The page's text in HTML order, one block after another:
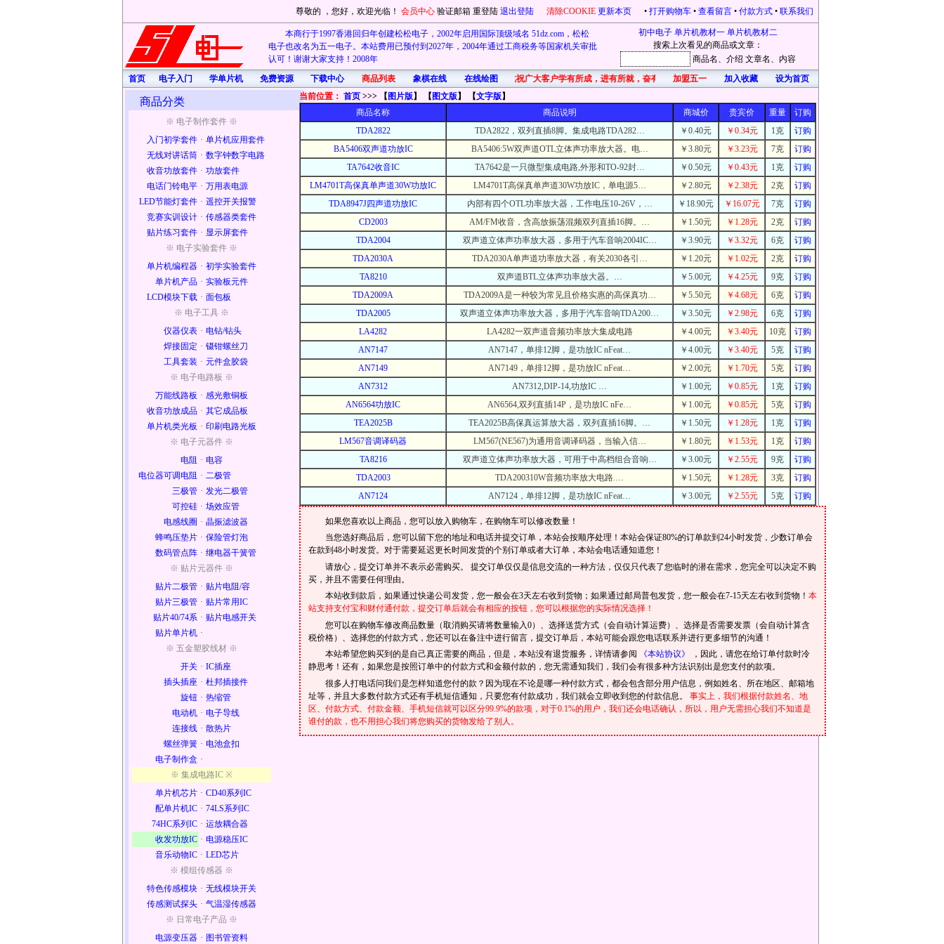
尊敬的 ，您好，欢迎光临！ 会员中心 验证邮箱 重登陆 退出登陆 清除COOKIE 更新本页 • 打开购物车 • 查看留言 • 付款方式 • 联系我们
本商行于1997香港回归年创建松松电子，2002年启用国际顶级域名 51dz.com，松松
电子也改名为五一电子。本站费用已预付到2027年，2004年通过工商税务等国家机关审批
认可！谢谢大家支持！2008年
初中电子 单片机教材一 单片机教材二
搜索上次看见的商品或文章：
商品名 、介绍 文章名 、内容
首页
电子入门 学单片机 免费资源 下载中心 商品列表 象棋在线 在线绘图首先在此祝广大客户学有所成，进有所就，奋有所获，开心每一天！凡在本站购物的，均有礼品赠送。本站为感恩新老客
加盟五一 加入收藏 设为首页
商品分类
※ 电子制作套件 ※
入门初学套件 · 单片机应用套件
无线对讲话筒 · 数字钟数字电路
收音功放套件 · 功放套件
电话门铃电平 · 万用表电源
LED节能灯套件 · 遥控开关报警
竞赛实训设计 · 传感器类套件
贴片练习套件 · 显示屏套件
※ 电子实验套件 ※
单片机编程器 · 初学实验套件
单片机产品 · 实验板元件
LCD模块下载 · 面包板
※ 电子工具 ※
仪器仪表 · 电钻/钻头
焊接固定 · 镊钳螺丝刀
工具套装 · 元件盒胶袋
※ 电子电路板 ※
万能线路板 · 感光敷铜板
收音功放成品 · 其它成品板
单片机类光板 · 印刷电路光板
※ 电子元器件 ※
电阻 · 电容
电位器可调电阻 · 二极管
三极管 · 发光二极管
可控硅 · 场效应管
电感线圈 · 晶振滤波器
蜂鸣压垫片 · 保险管灯泡
数码管点阵 · 继电器干簧管
※ 贴片元器件 ※
贴片二极管 · 贴片电阻/容
贴片三极管 · 贴片常用IC
贴片40/74系 · 贴片电感开关
贴片单片机 ·
※ 五金塑胶线材 ※
开关 · IC插座
插头插座 · 杜邦插接件
旋钮 · 热缩管
电动机 · 电子导线
连接线 · 散热片
螺丝弹簧 · 电池盒扣
电子制作盒 ·
※ 集成电路IC ※
单片机芯片 · CD40系列IC
配单片机IC · 74LS系列IC
74HC系列IC · 运放耦合器
收发功放IC · 电源稳压IC
音乐动物IC · LED芯片
※ 模组传感器 ※
特色传感模块 · 无线模块开关
传感测试探头 · 气温湿传感器
※ 日常电子产品 ※
电源变压器 · 图书管资料
当前位置： 首页 >>> 【 图片版】 【 图文版】 【文字版】
商品名称
商品说明 商城价 贵宾价 重量
订购
TDA2822
TDA2822，双列直插8脚。集成电路TDA282… ￥0.40元 ￥0.34元 1克
订购
BA5406双声道功放IC
BA5406:5W双声道OTL立体声功率放大器。电… ￥3.80元 ￥3.23元 7克
订购
TA7642收音IC
TA7642是一只微型集成电路,外形和TO-92封… ￥0.50元 ￥0.43元 1克
订购
LM4701T高保真单声道30W功放IC
LM4701T高保真单声道30W功放IC，单电源5… ￥2.80元 ￥2.38元 2克
订购
TDA8947J四声道功放IC
内部有四个OTL功率放大器，工作电压10-26V，… ￥18.90元 ￥16.07元 7克
订购
CD2003
AM/FM收音，含高放振荡混频双列直插16脚。… ￥1.50元 ￥1.28元 2克
订购
TDA2004
双声道立体声功率放大器，多用于汽车音响2004IC… ￥3.90元 ￥3.32元 6克
订购
TDA2030A
TDA2030A单声道功率放大器，有关2030各引… ￥1.20元 ￥1.02元 2克
订购
TA8210
双声道BTL立体声功率放大器。… ￥5.00元 ￥4.25元 9克
订购
TDA2009A
TDA2009A是一种较为常见且价格实惠的高保真功… ￥5.50元 ￥4.68元 6克
订购
TDA2005
双声道立体声功率放大器，多用于汽车音响TDA200… ￥3.50元 ￥2.98元 6克
订购
LA4282
LA4282一双声道音频功率放大集成电路 ￥4.00元 ￥3.40元 10克
订购
AN7147
AN7147，单排12脚，是功放IC nFeat… ￥4.00元 ￥3.40元 5克
订购
AN7149
AN7149，单排12脚，是功放IC nFeat… ￥2.00元 ￥1.70元 5克
订购
AN7312
AN7312,DIP-14,功放IC … ￥1.00元 ￥0.85元 1克
订购
AN6564功放IC
AN6564,双列直插14P，是功放IC nFe… ￥1.00元 ￥0.85元 5克
订购
TEA2025B
TEA2025B高保真运算放大器，双列直插16脚。… ￥1.50元 ￥1.28元 1克
订购
LM567音调译码器
LM567(NE567)为通用音调译码器，当输入信… ￥1.80元 ￥1.53元 1克
订购
TA8216
双声道立体声功率放大器，可用于中高档组合音响… ￥3.00元 ￥2.55元 9克
订购
TDA2003
TDA200310W音频功率放大电路.… ￥1.50元 ￥1.28元 3克
订购
AN7124
AN7124，单排12脚，是功放IC nFeat… ￥3.00元 ￥2.55元 5克 订购
如果您喜欢以上商品，您可以放入购物车，在购物车可以修改数量！
当您选好商品后，您可以留下您的地址和电话并提交订单，本站会按顺序处理！本站会保证80%的订单款到24小时发货，少数订单会
在款到48小时发货。对于需要延迟更长时间发货的个别订单或者大订单，本站会电话通知道您！
请放心，提交订单并不表示必需购买。 提交订单仅仅是信息交流的一种方法，仅仅只代表了您临时的潜在需求，您完全可以决定不购
买，并且不需要任何理由。
本站收到款后，如果通过快递公司发货，您一般会在3天左右收到货物；如果通过邮局普包发货，您一般会在7-15天左右收到货物！ 本
站支持支付宝和财付通付款，提交订单后就会有相应的按钮，您可以根据您的实际情况选择！
您可以在购物车修改商品数量（取消购买请将数量输入0）、选择送货方式（会自动计算运费）、选择是否需要发票（会自动计算含
税价格）、选择您的付款方式，您还可以在备注中进行留言，提交订单后，本站可能会跟您电话联系并进行更多细节的沟通！
本站希望您购买到的是自己真正需要的商品，但是，本站没有退货服务，详情请参阅
《本站协议》
，因此，请您在给订单付款时冷
静思考！还有，如果您是按照订单中的付款方式和金额付款的，您无需通知我们，我们会有很多种方法识别出是您支付的款项。
很多人打电话问我们是怎样知道您付的款？因为现在不论是哪一种付款方式，都会包含部分用户信息，例如姓名、所在地区、邮箱地
址等，并且大多数付款方式还有手机短信通知，只要您有付款成功，我们就会立即收到您的付款信息。 事实上，我们根据付款姓名、地
区、付款方式、付款金额、手机短信就可以区分99.9%的款项，对于0.1%的用户，我们还会电话确认，所以，用户无需担心我们不知道是
谁付的款，也不用担心我们将您购买的货物发给了别人。